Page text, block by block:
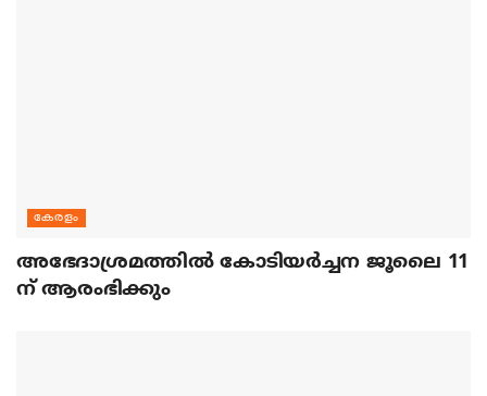
കേരളം
അഭേദാശ്രമത്തില്‍ കോടിയര്‍ച്ചന ജൂലൈ 11
ന് ആരംഭിക്കും